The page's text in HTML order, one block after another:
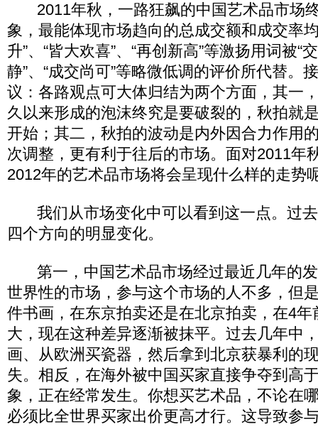
2011年秋，一路狂飙的中国艺术品市场
象，最能体现市场趋向的总成交额和成交率
升”、“皆大欢喜”、“再创新高”等激扬用词被“
静”、“成交尚可”等略微低调的评价所代替。
议：各路观点可大体归结为两个方面，其一
久以来形成的泡沫终究是要破裂的，秋拍就
开始；其二，秋拍的波动是内外因合力作用
次调整，更有利于往后的市场。面对2011年
2012年的艺术品市场将会呈现什么样的走势
我们从市场变化中可以看到这一点。过去
四个方向的明显变化。
第一，中国艺术品市场经过最近几年的发
世界性的市场，参与这个市场的人不多，但
件书画，在东京拍卖还是在北京拍卖，在4
大，现在这种差异逐渐被抹平。过去几年中
画、从欧洲买瓷器，然后拿到北京获暴利的
失。相反，在海外被中国买家直接争夺到高
象，正在经常发生。你想买艺术品，不论在
必须比全世界买家出价更高才行。这导致参